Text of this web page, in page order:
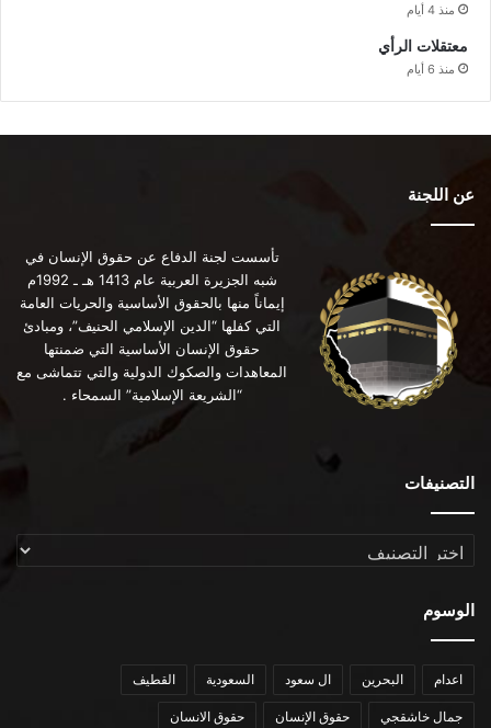
منذ 4 أيام
معتقلات الرأي
منذ 6 أيام
عن اللجنة
تأسست لجنة الدفاع عن حقوق الإنسان في
شبه الجزيرة العربية عام 1413 هـ ـ 1992م
إيماناً منها بالحقوق الأساسية والحريات العامة
التي كفلها “الدين الإسلامي الحنيف”، ومبادئ
حقوق الإنسان الأساسية التي ضمنتها
المعاهدات والصكوك الدولية والتي تتماشى مع
“الشريعة الإسلامية” السمحاء .
التصنيفات
التصنيفات
الوسوم
اعدام البحرين ال سعود السعودية القطيف
جمال خاشقجي حقوق الإنسان حقوق الانسان